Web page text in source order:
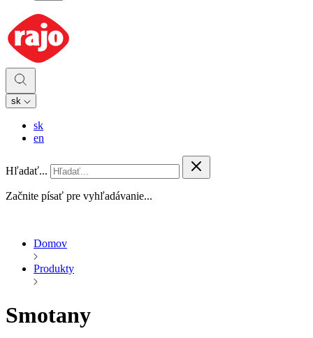
sk
sk
en
Hľadať...
Začnite písať pre vyhľadávanie...
Domov
Produkty
Smotany